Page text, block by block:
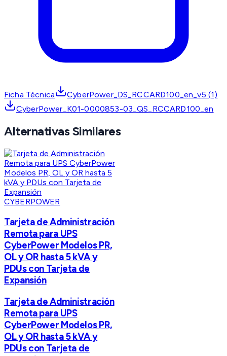
Ficha Técnica
CyberPower_DS_RCCARD100_en_v5 (1)
CyberPower_K01-0000853-03_QS_RCCARD100_en
Alternativas Similares
CYBERPOWER
Tarjeta de Administración
Remota para UPS
CyberPower Modelos PR,
OL y OR hasta 5 kVA y
PDUs con Tarjeta de
Expansión
Tarjeta de Administración
Remota para UPS
CyberPower Modelos PR,
OL y OR hasta 5 kVA y
PDUs con Tarjeta de